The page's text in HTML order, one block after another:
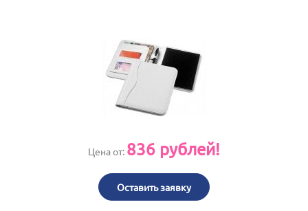
пн-пт 8:30 17:00
print@artoprint.ru
Цена от: 836 рублей!
Оставить заявку